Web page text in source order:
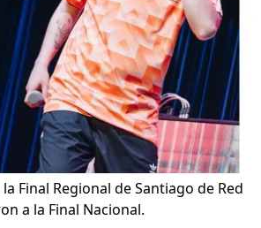
Final Regional de Santiago de Red
a la Final Nacional.